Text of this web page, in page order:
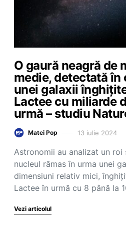
O gaură neagră de
medie, detectată în
unei galaxii
Lactee cu miliarde
urmă – studiu
Matei Pop 13 iulie 2024
Astronomii au analizat un roi
nucleul rămas în urma unei
dimensiuni relativ mici,
Lactee în urmă cu 8 până la
Vezi articolul